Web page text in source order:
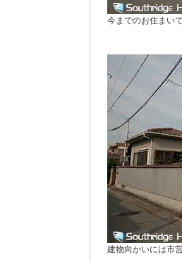
今までのお住まい
建物向かいには市